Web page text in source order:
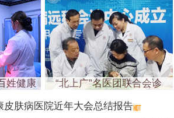
姓健康 “北上广”名医团联合会诊
皮肤病医院近年大会总结报告